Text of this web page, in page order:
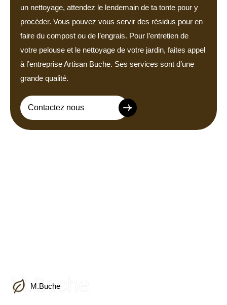
un nettoyage, attendez le lendemain de ta tonte pour y
procéder. Vous pouvez vous servir des résidus pour en
faire du compost ou de l’engrais. Pour l’entretien de
votre pelouse et le nettoyage de votre jardin, faites appel
à l’entreprise Artisan Buche. Ses services sont d’une
grande qualité.
Contactez nous
M.Buche
M.Buche